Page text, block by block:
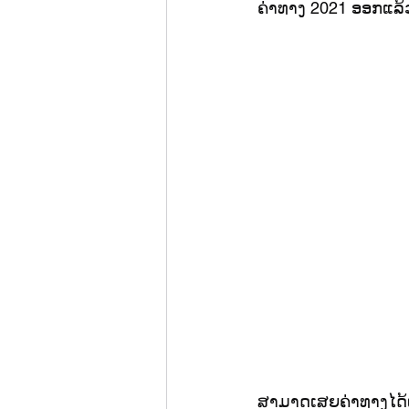
ຄ່າທາງ 2021 ອອກແລ້
ສາມາດເສຍຄ່າທາງໄ